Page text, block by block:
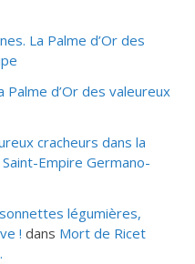
La Palme d’Or des
Palme d’Or des valeureux
cracheurs dans la
Saint-Empire Germano-
légumières,
! dans Mort de Ricet